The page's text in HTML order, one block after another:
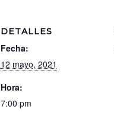
DETALLES
Fecha:
12 mayo, 2021
Hora:
7:00 pm